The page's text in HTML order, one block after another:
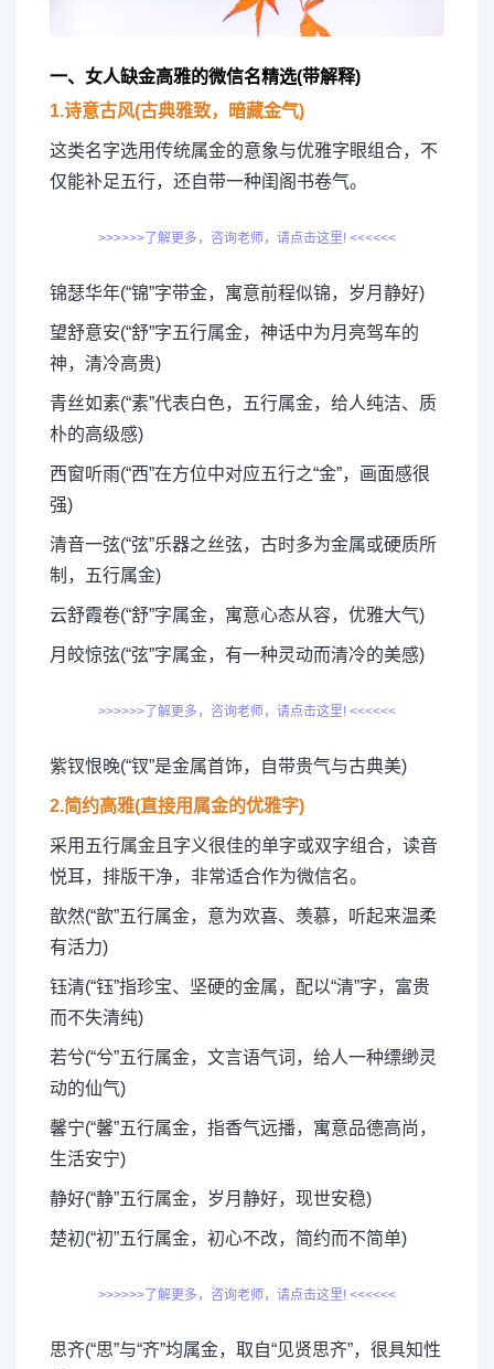
一、女人缺金高雅的微信名精选(带解释)
1.诗意古风(古典雅致，暗藏金气)
这类名字选用传统属金的意象与优雅字眼组合，不
仅能补足五行，还自带一种闺阁书卷气。
>>>>>>了解更多，咨询老师，请点击这里! <<<<<<
锦瑟华年(“锦”字带金，寓意前程似锦，岁月静好)
望舒意安(“舒”字五行属金，神话中为月亮驾车的
神，清冷高贵)
青丝如素(“素”代表白色，五行属金，给人纯洁、质
朴的高级感)
西窗听雨(“西”在方位中对应五行之“金”，画面感很
强)
清音一弦(“弦”乐器之丝弦，古时多为金属或硬质所
制，五行属金)
云舒霞卷(“舒”字属金，寓意心态从容，优雅大气)
月皎惊弦(“弦”字属金，有一种灵动而清冷的美感)
>>>>>>了解更多，咨询老师，请点击这里! <<<<<<
紫钗恨晚(“钗”是金属首饰，自带贵气与古典美)
2.简约高雅(直接用属金的优雅字)
采用五行属金且字义很佳的单字或双字组合，读音
悦耳，排版干净，非常适合作为微信名。
歆然(“歆”五行属金，意为欢喜、羡慕，听起来温柔
有活力)
钰清(“钰”指珍宝、坚硬的金属，配以“清”字，富贵
而不失清纯)
若兮(“兮”五行属金，文言语气词，给人一种缥缈灵
动的仙气)
馨宁(“馨”五行属金，指香气远播，寓意品德高尚，
生活安宁)
静好(“静”五行属金，岁月静好，现世安稳)
楚初(“初”五行属金，初心不改，简约而不简单)
>>>>>>了解更多，咨询老师，请点击这里! <<<<<<
思齐(“思”与“齐”均属金，取自“见贤思齐”，很具知性